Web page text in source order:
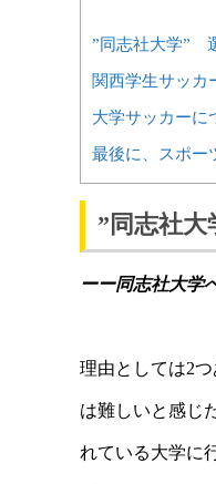
”同志社大学”
関西学生サッ
大学サッカーに
最後に、スポー
”同志社
ーー同志社大学
理由としては2つ
は難しいと感じ
れている大学に